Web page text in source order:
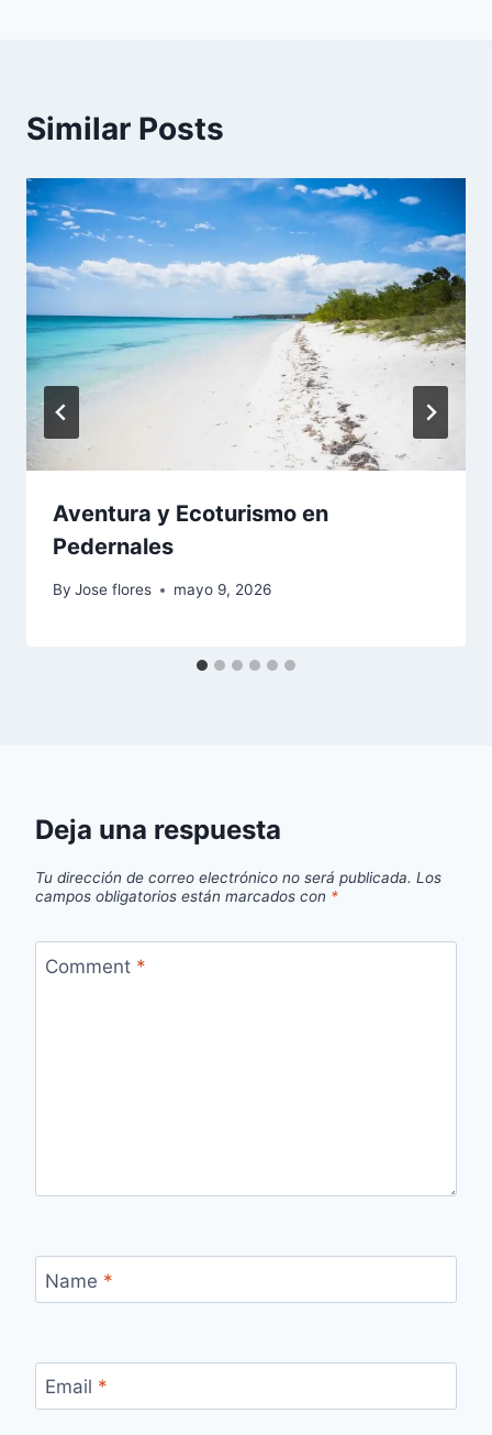
Similar Posts
Aventura y Ecoturismo en
Pedernales
By Jose flores mayo 9, 2026
Deja una respuesta
Tu dirección de correo electrónico no será publicada. Los
campos obligatorios están marcados con *
Comment *
Name *
Email *